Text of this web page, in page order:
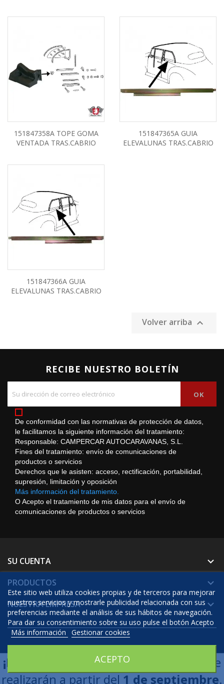
¡Estamos de Vacaciones!
Los envíos se
realizarán a partir del 1 de septiembre.
151847358A TOPE GOMA
VENTADA TRAS.CABRIO
151847365A GUIA
ELEVALUNAS TRAS.CABRIO
151847366A GUIA
ELEVALUNAS TRAS.CABRIO
Volver arriba 
RECIBE NUESTRO BOLETÍN
De conformidad con las normativas de protección de datos,
le facilitamos la siguiente información del tratamiento:
Responsable: CAMPERCAR AUTOCARAVANAS, S.L.
Fines del tratamiento: envío de comunicaciones de
productos o servicios
Derechos que le asisten: acceso, rectificación, portabilidad,
supresión, limitación y oposición
Más información del tratamiento.
O Acepto el tratamiento de mis datos para el envío de
comunicaciones de productos o servicios
SU CUENTA 
PRODUCTOS 
NUESTRA EMPRESA 
Este sitio web utiliza cookies propias y de terceros para mejorar
nuestros servicios y mostrarle publicidad relacionada con sus
preferencias mediante el análisis de sus hábitos de navegación.
Para dar su consentimiento sobre su uso pulse el botón Acepto
Más información
Gestionar cookies
ACEPTO
© 2026 - Software Ecommerce desarrollado por Prestashop™